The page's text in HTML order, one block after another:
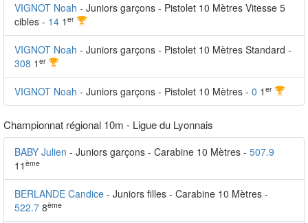
VIGNOT Noah - Juniors garçons - Pistolet 10 Mètres Vitesse 5
cibles - 14 1 er
VIGNOT Noah - Juniors garçons - Pistolet 10 Mètres Standard -
308 1 er
VIGNOT Noah - Juniors garçons - Pistolet 10 Mètres - 0 1 er
Championnat régional 10m - Ligue du Lyonnais
BABY Julien - Juniors garçons - Carabine 10 Mètres - 507.9
11 ème
BERLANDE Candice - Juniors filles - Carabine 10 Mètres -
522.7 8ème